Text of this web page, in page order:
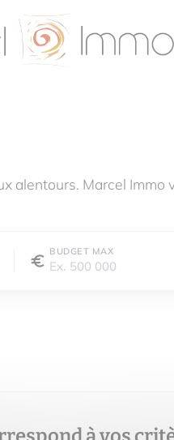
alentours. Marcel
BUDGET MAX